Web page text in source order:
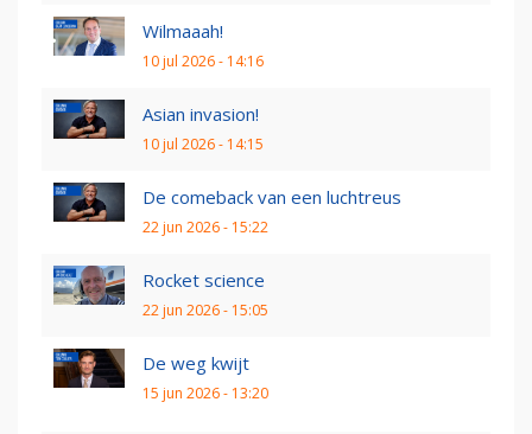
Wilmaaah!
10 jul 2026 - 14:16
Asian invasion!
10 jul 2026 - 14:15
De comeback van een luchtreus
22 jun 2026 - 15:22
Rocket science
22 jun 2026 - 15:05
De weg kwijt
15 jun 2026 - 13:20